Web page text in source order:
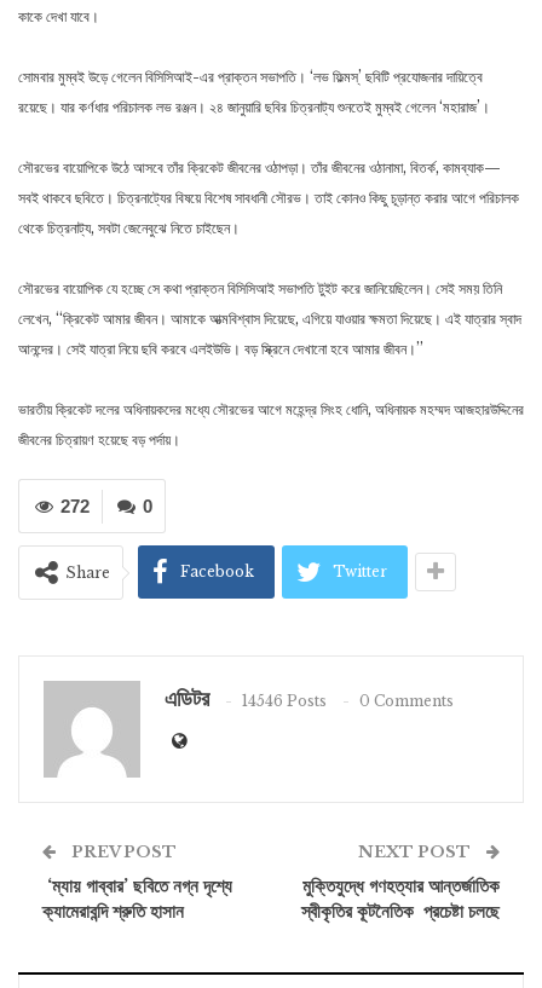
কাকে দেখা যাবে।
সোমবার মুম্বই উড়ে গেলেন বিসিসিআই-এর প্রাক্তন সভাপতি। ‘লভ ফিল্মস্‌’ ছবিটি প্রযোজনার দায়িত্বে
রয়েছে। যার কর্ণধার পরিচালক লভ রঞ্জন। ২৪ জানুয়ারি ছবির চিত্রনাট্য শুনতেই মুম্বই গেলেন ‘মহারাজ’।
সৌরভের বায়োপিকে উঠে আসবে তাঁর ক্রিকেট জীবনের ওঠাপড়া। তাঁর জীবনের ওঠানামা, বিতর্ক, কামব্যাক—
সবই থাকবে ছবিতে। চিত্রনাট্যের বিষয়ে বিশেষ সাবধানী সৌরভ। তাই কোনও কিছু চূড়ান্ত করার আগে পরিচালক
থেকে চিত্রনাট্য, সবটা জেনেবুঝে নিতে চাইছেন।
সৌরভের বায়োপিক যে হচ্ছে সে কথা প্রাক্তন বিসিসিআই সভাপতি টুইট করে জানিয়েছিলেন। সেই সময় তিনি
লেখেন, ‘‘ক্রিকেট আমার জীবন। আমাকে আত্মবিশ্বাস দিয়েছে, এগিয়ে যাওয়ার ক্ষমতা দিয়েছে। এই যাত্রার স্বাদ
আনন্দের। সেই যাত্রা নিয়ে ছবি করবে এলইউভি। বড় স্ক্রিনে দেখানো হবে আমার জীবন।’’
ভারতীয় ক্রিকেট দলের অধিনায়কদের মধ্যে সৌরভের আগে মহেন্দ্র সিংহ ধোনি, অধিনায়ক মহম্মদ আজহারউদ্দিনের
জীবনের চিত্রায়ণ হয়েছে বড় পর্দায়।
0
272
Share Facebook Twitter
এডিটর 14546 Posts 0 Comments
PREV POST
‘ম্যায় গাব্বার’ ছবিতে নগ্ন দৃশ্যে
ক্যামেরাবন্দি শ্রুতি হাসান
NEXT POST
মুক্তিযুদ্ধে গণহত্যার আন্তর্জাতিক
স্বীকৃতির কূটনৈতিক প্রচেষ্টা চলছে